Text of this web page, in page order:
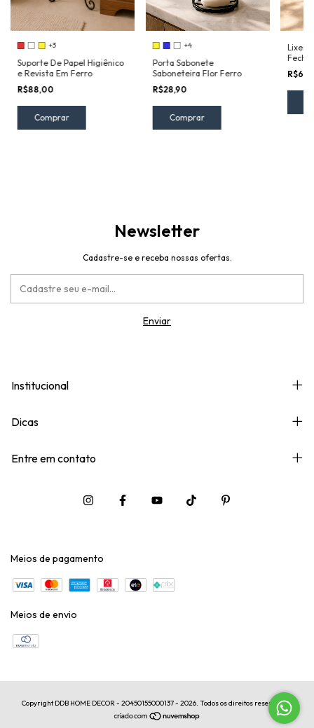
+3
Suporte De Papel Higiênico
e Revista Em Ferro
R$88,00
Comprar
+4
Porta Sabonete
Saboneteira Flor Ferro
R$28,90
Comprar
Newsletter
Cadastre-se e receba nossas ofertas.
Institucional
Dicas
Entre em contato
Meios de pagamento
Meios de envio
Copyright DDB HOME DECOR - 20450155000137 - 2026. Todos os direitos reservados.